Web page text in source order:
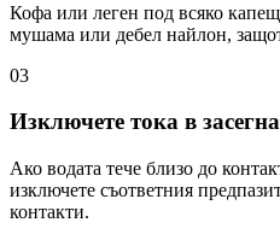
Кофа или леген под всяко
мушама или дебел найлон,
03
Изключете тока в
Ако водата тече близо до
изключете съответния
контакти.